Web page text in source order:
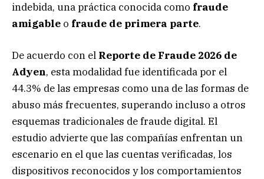
indebida, una práctica conocida como fraude
amigable o fraude de primera parte.
De acuerdo con el Reporte de Fraude 2026 de
Adyen, esta modalidad fue identificada por el
44.3% de las empresas como una de las formas de
abuso más frecuentes, superando incluso a otros
esquemas tradicionales de fraude digital. El
estudio advierte que las compañías enfrentan un
escenario en el que las cuentas verificadas, los
dispositivos reconocidos y los comportamientos